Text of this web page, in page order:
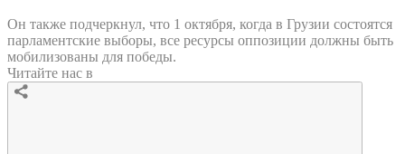
Он также подчеркнул, что 1 октября, когда в Грузии состоятся
парламентские выборы, все ресурсы оппозиции должны быть
мобилизованы для победы.
Читайте нас в